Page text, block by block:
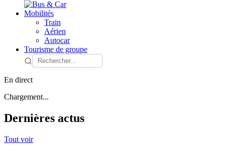
Mobilités
Train
Aérien
Autocar
Tourisme de groupe
En direct
Chargement...
Dernières actus
Tout voir